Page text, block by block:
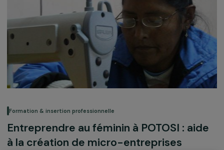
Formation & insertion professionnelle